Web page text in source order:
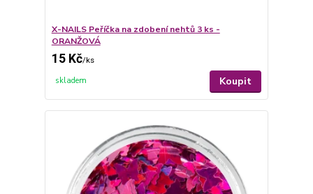
X-NAILS Peříčka na zdobení nehtů 3 ks -
ORANŽOVÁ
15 Kč/ks
skladem Koupit